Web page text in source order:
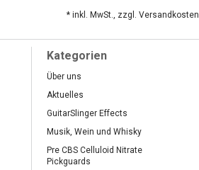
* inkl. MwSt., zzgl. Versandkosten
Kategorien
Über uns
Aktuelles
GuitarSlinger Effects
Musik, Wein und Whisky
Pre CBS Celluloid Nitrate
Pickguards